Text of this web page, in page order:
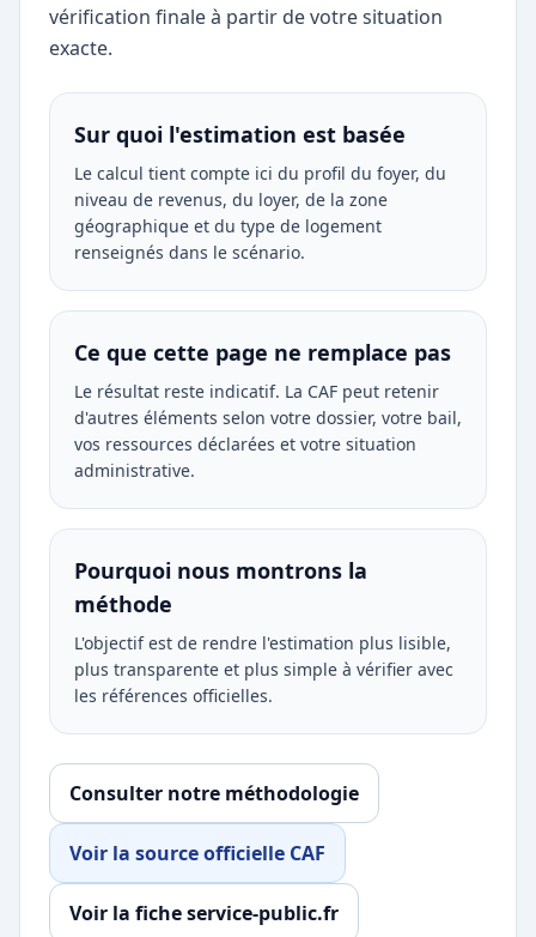
vérification finale à partir de votre situation
exacte.
Sur quoi l'estimation est basée
Le calcul tient compte ici du profil du foyer, du
niveau de revenus, du loyer, de la zone
géographique et du type de logement
renseignés dans le scénario.
Ce que cette page ne remplace pas
Le résultat reste indicatif. La CAF peut retenir
d'autres éléments selon votre dossier, votre bail,
vos ressources déclarées et votre situation
administrative.
Pourquoi nous montrons la
méthode
L'objectif est de rendre l'estimation plus lisible,
plus transparente et plus simple à vérifier avec
les références officielles.
Consulter notre méthodologie
Voir la source officielle CAF
Voir la fiche service-public.fr